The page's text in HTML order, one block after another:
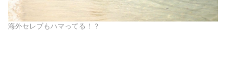
海外セレブもハマってる！？